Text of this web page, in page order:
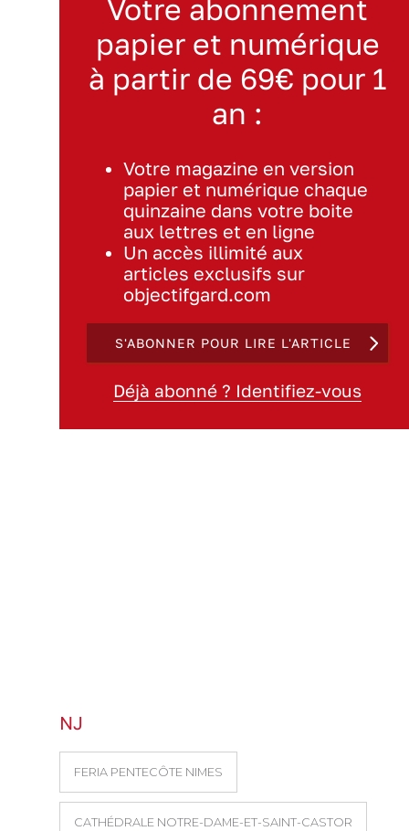
Votre abonnement
papier et numérique
à partir de 69€ pour 1
an :
Votre magazine en version
papier et numérique chaque
quinzaine dans votre boite
aux lettres et en ligne
Un accès illimité aux
articles exclusifs sur
objectifgard.com
S'ABONNER POUR LIRE L'ARTICLE
Déjà abonné ? Identifiez-vous
NJ
FERIA PENTECÔTE NIMES
CATHÉDRALE NOTRE-DAME-ET-SAINT-CASTOR